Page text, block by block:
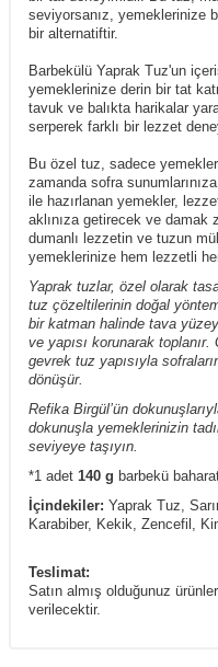
seviyorsanız, yemeklerinize
bir alternatiftir.
Barbekülü Yaprak Tuz'un
yemeklerinize derin bir tat
tavuk ve balıkta harikalar
serperek farklı bir lezzet
Bu özel tuz, sadece
zamanda sofra
ile hazırlanan yemekler,
aklınıza getirecek ve damak
dumanlı lezzetin ve tuzun
yemeklerinize hem lezzetli
Yaprak tuzlar, özel olarak
tuz çözeltilerinin doğal
bir katman halinde tava
ve yapısı korunarak
gevrek tuz yapısıyla
dönüşür.
Refika Birgül’ün
dokunuşla yemeklerinizin
seviyeye taşıyın.
*1 adet 140 g barbekü
İçindekiler: Yaprak Tuz,
Karabiber, Kekik, Zencefil,
Teslimat:
Satın almış olduğunuz
verilecektir.